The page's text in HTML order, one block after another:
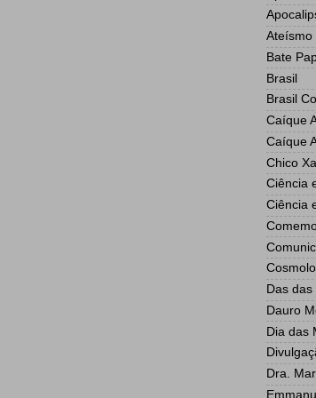
Ateísmo
Bate
Brasil
Brasil
Caíque
Caíque
Chico
Ciência
Ciência
Das
Dauro
Dia das
Dra.